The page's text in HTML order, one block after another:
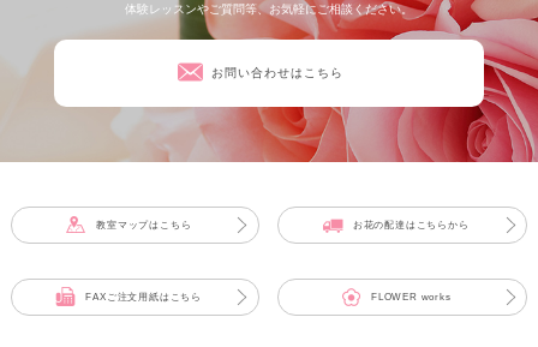
体験レッスンやご質問等、お気軽にご相談ください。
お問い合わせはこちら
教室マップはこちら お花の配達はこちらから
FAXご注文用紙はこちら FLOWER works